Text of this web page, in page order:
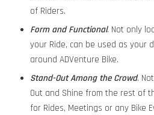
of Riders.
Form and Functional. Not only
your Ride, can be used as your
around ADVenture Bike.
Stand-Out Among the Crowd.
Out and Shine from the rest of
for Rides, Meetings or any Bike